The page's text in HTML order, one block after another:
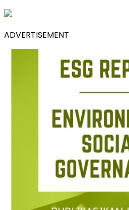
ADVERTISEMENT